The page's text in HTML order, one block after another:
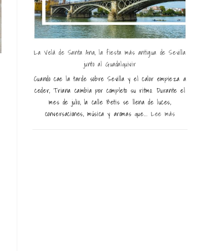
La Velá de Santa Ana, la fiesta más antigua de Sevilla
junto al Guadalquivir
Cuando cae la tarde sobre Sevilla y el calor empieza a
ceder, Triana cambia por completo su ritmo. Durante el
mes de julio, la calle Betis se llena de luces,
conversaciones, música y aromas que...Lee más